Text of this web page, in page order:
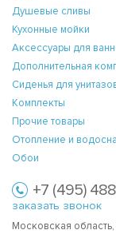
Душевые сливы
Кухонные мойки
Аксессуары для
Дополнительная
Сиденья для
Комплекты
Прочие товары
Отопление и
Обои
+7 (495)
заказать звонок
Московская